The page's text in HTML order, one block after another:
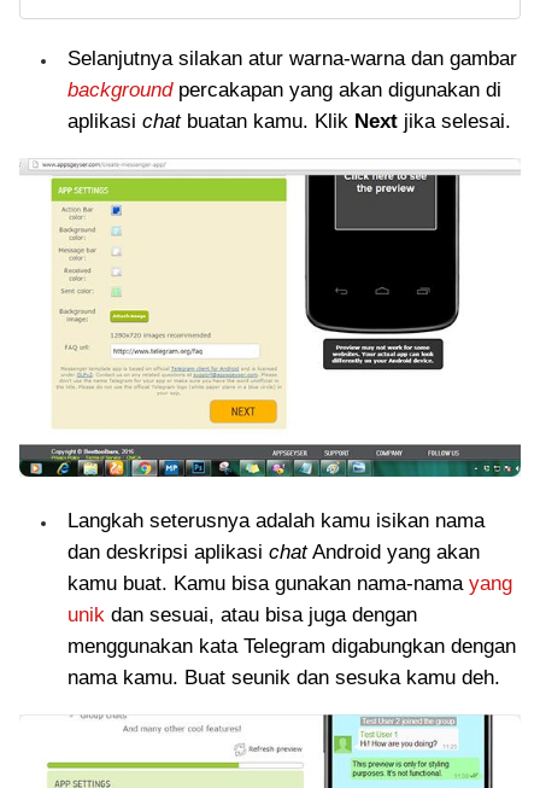
Selanjutnya silakan atur warna-warna dan gambar
backgroundpercakapan yang akan digunakan di
aplikasi chatbuatan kamu. Klik Next jika selesai.
Langkah seterusnya adalah kamu isikan nama
dan deskripsi aplikasi chatAndroid yang akan
kamu buat. Kamu bisa gunakan nama-nama yang
unik dan sesuai, atau bisa juga dengan
menggunakan kata Telegram digabungkan dengan
nama kamu. Buat seunik dan sesuka kamu deh.